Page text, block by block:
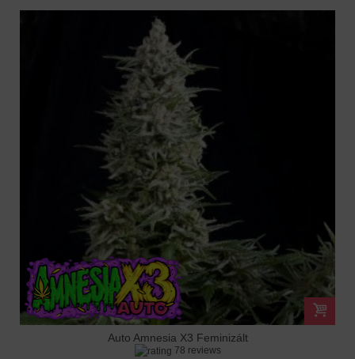
Auto Amnesia X3 Feminizált
78 reviews